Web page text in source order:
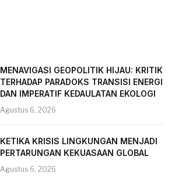
MENAVIGASI GEOPOLITIK HIJAU: KRITIK
TERHADAP PARADOKS TRANSISI ENERGI
DAN IMPERATIF KEDAULATAN EKOLOGI
Agustus 6, 2026
KETIKA KRISIS LINGKUNGAN MENJADI
PERTARUNGAN KEKUASAAN GLOBAL
Agustus 6, 2026